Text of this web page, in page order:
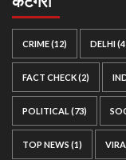
CRIME(12) DELHI
FACT CHECK(2)
POLITICAL (73)
TOP NEWS (1)